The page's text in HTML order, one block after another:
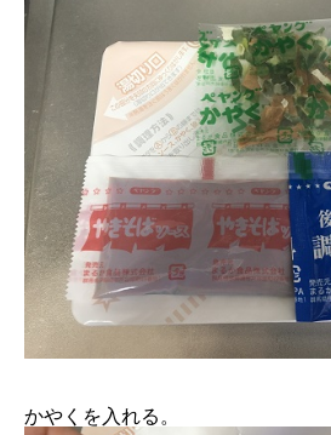
かやくを入れる。